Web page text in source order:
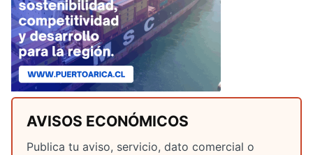
AVISOS ECONÓMICOS
Publica tu aviso, servicio, dato comercial o